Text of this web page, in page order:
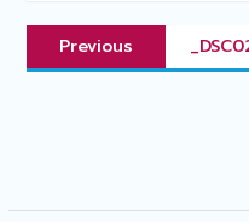
แนะแนว
เรื่องPrevious
post: